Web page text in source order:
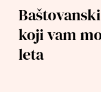
koji vam
leta